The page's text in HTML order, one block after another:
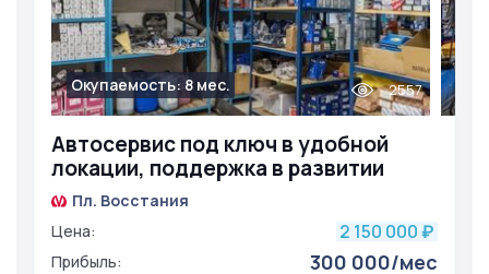
Автосервис под ключ в удобной
локации, поддержка в развитии
Окупаемость: 8 мес. 2557
Пл. Восстания
Цена:
2 150 000 ₽
Прибыль: 300 000/мес